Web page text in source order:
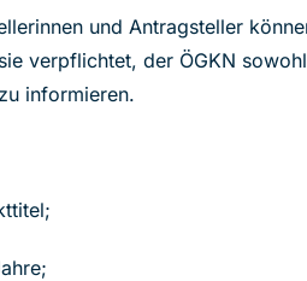
und Antragsteller
verpflichtet, der ÖGKN
informieren.